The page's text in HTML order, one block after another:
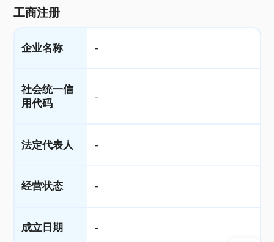
工商注册
企业名称 -
社会统一信
用代码
-
法定代表人 -
经营状态 -
成立日期 -